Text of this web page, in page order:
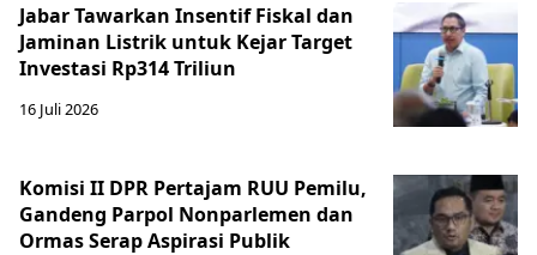
Jabar Tawarkan Insentif Fiskal dan
Jaminan Listrik untuk Kejar Target
Investasi Rp314 Triliun
16 Juli 2026
Komisi II DPR Pertajam RUU Pemilu,
Gandeng Parpol Nonparlemen dan
Ormas Serap Aspirasi Publik